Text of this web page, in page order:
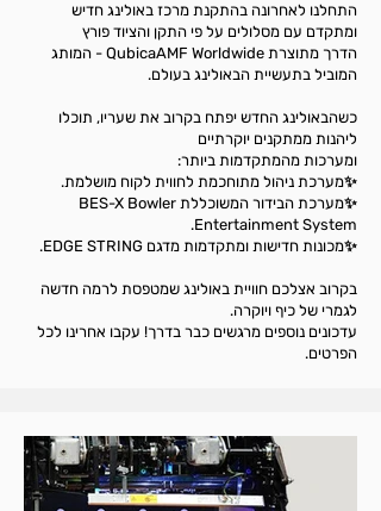
התחלנו לאחרונה בהתקנת מרכז באולינג חדיש
ומתקדם עם מסלולים על פי התקן והציוד פורץ
הדרך מתוצרת QubicaAMF Worldwide - המותג
המוביל בתעשיית הבאולינג בעולם.
כשהבאולינג החדש יפתח בקרוב את שעריו, תוכלו
ליהנות ממתקנים יוקרתיים
ומערכות מהמתקדמות ביותר:
✨מערכת ניהול מתוחכמת לחווית לקוח מושלמת.
✨מערכת הבידור המשוכללת BES-X Bowler
Entertainment System.
✨מכונות חדישות ומתקדמות מדגם EDGE STRING.
בקרוב אצלכם חוויית באולינג שמטפסת לרמה חדשה
לגמרי של כיף ויוקרה.
עדכונים נוספים מרגשים כבר בדרך! עקבו אחרינו לכל
הפרטים.